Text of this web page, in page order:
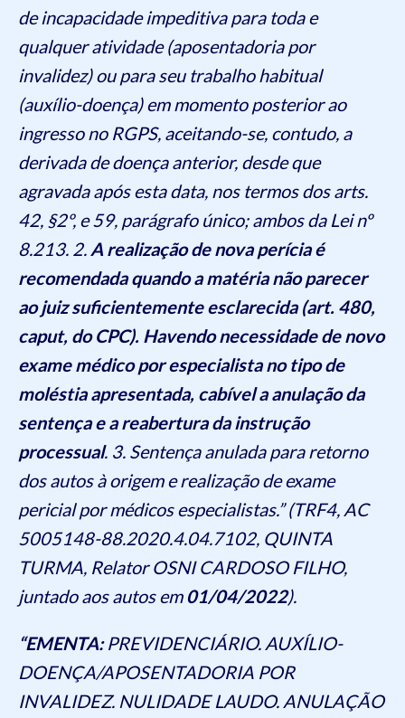
de incapacidade impeditiva para toda e
qualquer atividade (aposentadoria por
invalidez) ou para seu trabalho habitual
(auxílio-doença) em momento posterior ao
ingresso no RGPS, aceitando-se, contudo, a
derivada de doença anterior, desde que
agravada após esta data, nos termos dos arts.
42, §2º, e 59, parágrafo único; ambos da Lei nº
8.213. 2. A realização de nova perícia é
recomendada quando a matéria não parecer
ao juiz suficientemente esclarecida (art. 480,
caput, do CPC). Havendo necessidade de novo
exame médico por especialista no tipo de
moléstia apresentada, cabível a anulação da
sentença e a reabertura da instrução
processual. 3. Sentença anulada para retorno
dos autos à origem e realização de exame
pericial por médicos especialistas.” (TRF4, AC
5005148-88.2020.4.04.7102, QUINTA
TURMA, Relator OSNI CARDOSO FILHO,
juntado aos autos em 01/04/2022).
“EMENTA:PREVIDENCIÁRIO. AUXÍLIO-
DOENÇA/APOSENTADORIA POR
INVALIDEZ. NULIDADE LAUDO. ANULAÇÃO